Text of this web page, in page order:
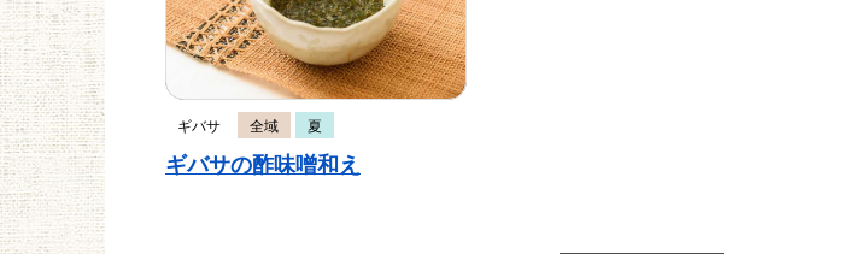
ギバサ 全域 夏
ギバサの酢味噌和え